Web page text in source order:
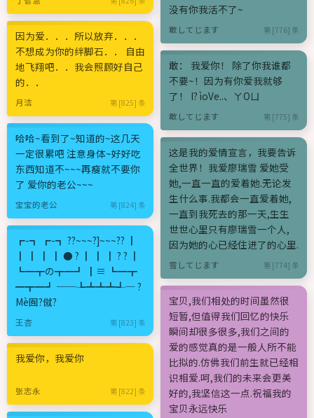
因为爱．．．所以放弃．．．
不想成为你的绊脚石．． 自由
地飞翔吧．．我会照顾好自己
的．．
月洁 第 [825] 条
哈哈~看到了~知道的~这几天
一定很累吧 注意身体~好好吃
东西知道不~~~再瘦就不要你
了 爱你的老公~~~
宝宝的老公 第 [824] 条
┏-┓ ┏-┓ ??~~~?]~~~?? ┃
┃ ┃ ┃ ┃ ● ? ┃ ┃ ┃ ? ? ┃
┗━┳の┳━┛ ┃≡ ┗━┳
━┳━┛ ──┺┻┻┻┹─ ?
Mè囿?僦?
王杏 第 [823] 条
我爱你，我爱你
张志永 第 [822] 条
没有你我活不了~
敢してじます 第 [776] 条
敢： 我爱你！ 除了你我谁都
不要~！因为有你爱我就够
了！ I? ìoVe..、ㄚОㄩ
敢してじます 第 [775] 条
这是我的爱情宣言，我要告诉
全世界！我爱廖瑞雪 爱她受
她,一直一直的爱着她.无论发
生什么事.我都会一直爱着她,
一直到我死去的那一天,生生
世世心里只有廖瑞雪一个人,
因为她的心已经住进了的心里.
雪してじます 第 [774] 条
宝贝,我们相处的时间虽然很
短暂,但值得我们回忆的快乐
瞬间却很多很多,我们之间的
爱的感觉真的是一般人所不能
比拟的.仿佛我们前生就已经相
识相爱.呵,我们的未来会更美
好的,我坚信这一点.祝福我的
宝贝永远快乐